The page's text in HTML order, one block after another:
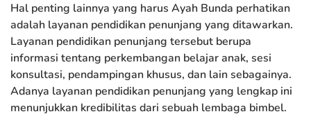
Hal penting lainnya yang harus Ayah Bunda perhatikan
adalah layanan pendidikan penunjang yang ditawarkan.
Layanan pendidikan penunjang tersebut berupa
informasi tentang perkembangan belajar anak, sesi
konsultasi, pendampingan khusus, dan lain sebagainya.
Adanya layanan pendidikan penunjang yang lengkap ini
menunjukkan kredibilitas dari sebuah lembaga bimbel.